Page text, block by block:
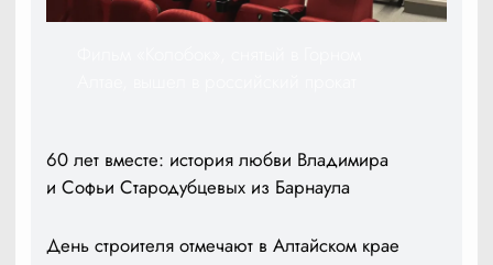
60 лет вместе: история любви Владимира
и Софьи Стародубцевых из Барнаула
День строителя отмечают в Алтайском крае